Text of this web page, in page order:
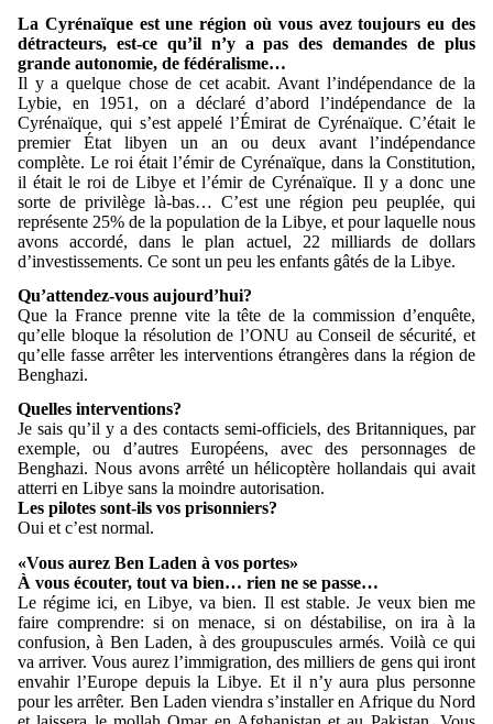
La Cyrénaïque est une région où vous avez toujours eu des
détracteurs, est-ce qu’il n’y a pas des demandes de plus
grande autonomie, de fédéralisme…
Il y a quelque chose de cet acabit. Avant l’indépendance de la
Lybie, en 1951, on a déclaré d’abord l’indépendance de la
Cyrénaïque, qui s’est appelé l’Émirat de Cyrénaïque. C’était le
premier État libyen un an ou deux avant l’indépendance
complète. Le roi était l’émir de Cyrénaïque, dans la Constitution,
il était le roi de Libye et l’émir de Cyrénaïque. Il y a donc une
sorte de privilège là-bas… C’est une région peu peuplée, qui
représente 25% de la population de la Libye, et pour laquelle nous
avons accordé, dans le plan actuel, 22 milliards de dollars
d’investissements. Ce sont un peu les enfants gâtés de la Libye.
Qu’attendez-vous aujourd’hui?
Que la France prenne vite la tête de la commission d’enquête,
qu’elle bloque la résolution de l’ONU au Conseil de sécurité, et
qu’elle fasse arrêter les interventions étrangères dans la région de
Benghazi.
Quelles interventions?
Je sais qu’il y a des contacts semi-officiels, des Britanniques, par
exemple, ou d’autres Européens, avec des personnages de
Benghazi. Nous avons arrêté un hélicoptère hollandais qui avait
atterri en Libye sans la moindre autorisation.
Les pilotes sont-ils vos prisonniers?
Oui et c’est normal.
«Vous aurez Ben Laden à vos portes»
À vous écouter, tout va bien… rien ne se passe…
Le régime ici, en Libye, va bien. Il est stable. Je veux bien me
faire comprendre: si on menace, si on déstabilise, on ira à la
confusion, à Ben Laden, à des groupuscules armés. Voilà ce qui
va arriver. Vous aurez l’immigration, des milliers de gens qui iront
envahir l’Europe depuis la Libye. Et il n’y aura plus personne
pour les arrêter. Ben Laden viendra s’installer en Afrique du Nord